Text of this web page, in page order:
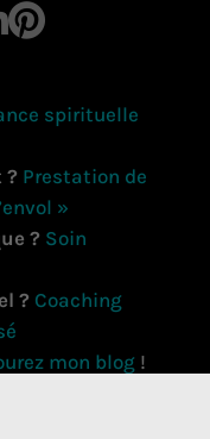
spirituelle
? Prestation de
»
? Soin
? Coaching
mon blog !
Facebook ou